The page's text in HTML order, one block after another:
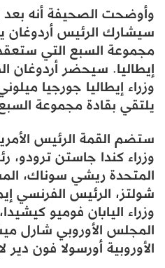
وأوضحت الصحيفة أنه بعد
سيشارك الرئيس أردوغان
مجموعة السبع التي
إيطاليا. سيحضر أردوغان
وزراء إيطاليا جورجيا
يلتقي بقادة مجموعة
ستضم القمة الرئيس
وزراء كندا جاستن ترودو،
المتحدة ريشي سوناك،
شولتز، الرئيس الفرنسي
وزراء اليابان فوميو
المجلس الأوروبي شارل
الأوروبية أورسولا فون دير